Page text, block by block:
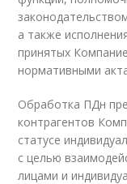
а также
принятых
нормативными
Обработка ПДн
контрагентов
статусе
с целью
лицами и